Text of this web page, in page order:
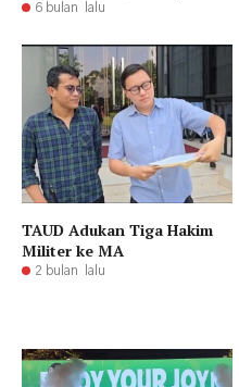
6 bulan lalu
TAUD Adukan Tiga Hakim
Militer ke MA
2 bulan lalu